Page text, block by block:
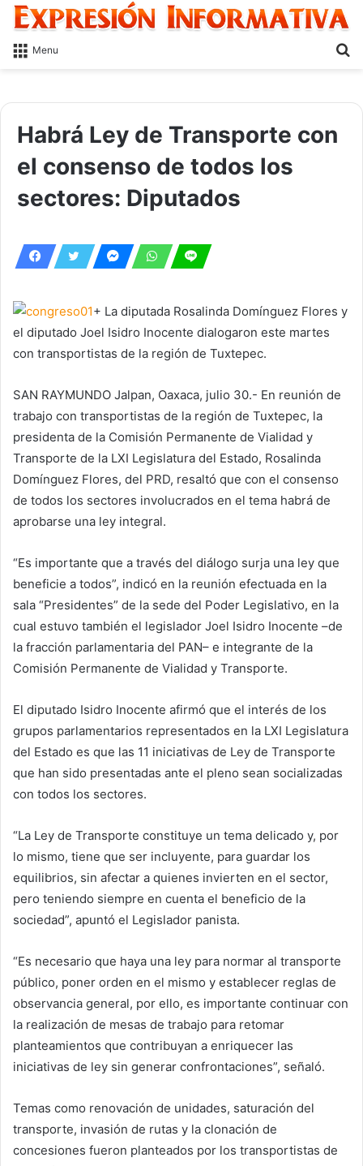
Menu
Habrá Ley de Transporte con
el consenso de todos los
sectores: Diputados
+ La diputada Rosalinda Domínguez Flores y
el diputado Joel Isidro Inocente dialogaron este martes
con transportistas de la región de Tuxtepec.
SAN RAYMUNDO Jalpan, Oaxaca, julio 30.- En reunión de
trabajo con transportistas de la región de Tuxtepec, la
presidenta de la Comisión Permanente de Vialidad y
Transporte de la LXI Legislatura del Estado, Rosalinda
Domínguez Flores, del PRD, resaltó que con el consenso
de todos los sectores involucrados en el tema habrá de
aprobarse una ley integral.
“Es importante que a través del diálogo surja una ley que
beneficie a todos”, indicó en la reunión efectuada en la
sala “Presidentes” de la sede del Poder Legislativo, en la
cual estuvo también el legislador Joel Isidro Inocente –de
la fracción parlamentaria del PAN– e integrante de la
Comisión Permanente de Vialidad y Transporte.
El diputado Isidro Inocente afirmó que el interés de los
grupos parlamentarios representados en la LXI Legislatura
del Estado es que las 11 iniciativas de Ley de Transporte
que han sido presentadas ante el pleno sean socializadas
con todos los sectores.
“La Ley de Transporte constituye un tema delicado y, por
lo mismo, tiene que ser incluyente, para guardar los
equilibrios, sin afectar a quienes invierten en el sector,
pero teniendo siempre en cuenta el beneficio de la
sociedad”, apuntó el Legislador panista.
“Es necesario que haya una ley para normar al transporte
público, poner orden en el mismo y establecer reglas de
observancia general, por ello, es importante continuar con
la realización de mesas de trabajo para retomar
planteamientos que contribuyan a enriquecer las
iniciativas de ley sin generar confrontaciones”, señaló.
Temas como renovación de unidades, saturación del
transporte, invasión de rutas y la clonación de
concesiones fueron planteados por los transportistas de